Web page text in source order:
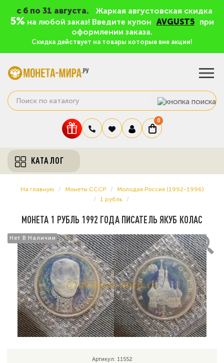
c 6 по 31 августа. Жаркая августовская скидка
5% на любой заказ! Введите купон AVGUST5
при
оформлении заказа.
Скидка действует на товары которые вне акции!
0
КАТАЛОГ
На главную Монеты СССР
Молодая Россия (1992-1996)
1 рубль
МОНЕТА 1 РУБЛЬ 1992 ГОДА ПИСАТЕЛЬ ЯКУБ КОЛАС
Нет В Наличии
Нет В Наличии
Артикул: 11552